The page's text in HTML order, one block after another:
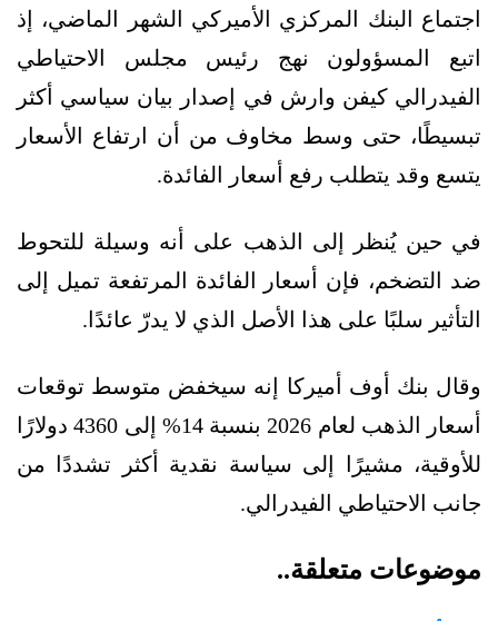
اجتماع البنك المركزي الأميركي الشهر الماضي، إذ
اتبع المسؤولون نهج رئيس مجلس الاحتياطي
الفيدرالي كيفن وارش في إصدار بيان سياسي أكثر
تبسيطًا، حتى وسط مخاوف من أن ارتفاع الأسعار
يتسع وقد يتطلب رفع أسعار الفائدة.
في حين يُنظر إلى الذهب على أنه وسيلة للتحوط
ضد التضخم، فإن أسعار الفائدة المرتفعة تميل إلى
التأثير سلبًا على هذا الأصل الذي لا يدرّ عائدًا.
وقال بنك أوف أميركا إنه سيخفض متوسط توقعات
أسعار الذهب لعام 2026 بنسبة 14% إلى 4360 دولارًا
للأوقية، مشيرًا إلى سياسة نقدية أكثر تشددًا من
جانب الاحتياطي الفيدرالي.
موضوعات متعلقة..